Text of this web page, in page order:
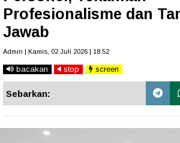
Profesionalisme dan
Jawab
Admin | Kamis, 02 Juli 2026 | 18:52
bacakan stop screen
Sebarkan: